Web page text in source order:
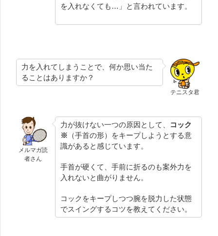
を入れなくても…」と言われています。
テニスタ君
力を入れてしまうことで、何か思い当た
ることはありますか？
メルマガ読
者さん
力が抜けない一つの原因として、
コック
※ （手首の形）をキープしようとする意
識があると感じています。
手首が硬くて、手前に折るのも案外力を
入れないと曲がりません。
コックをキープしつつ腕を脱力した状態
でスイングするコツを教えてください。